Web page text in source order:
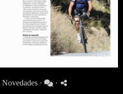
Novedades · ·